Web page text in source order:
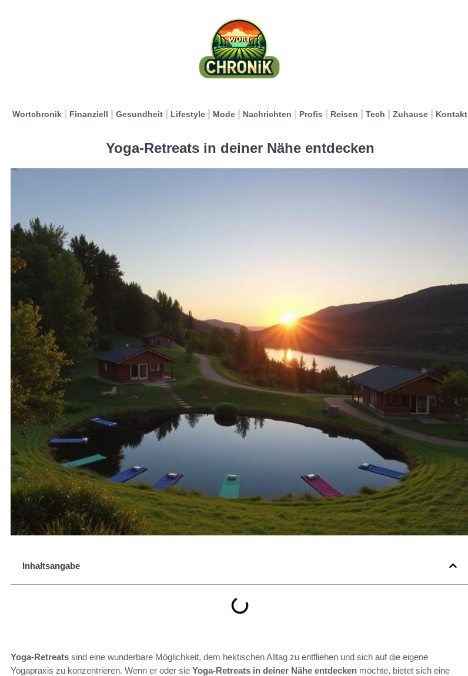
Wortchronik Finanziell Gesundheit Lifestyle Mode Nachrichten Profis Reisen Tech Zuhause Kontakt
Yoga-Retreats in deiner Nähe entdecken
Inhaltsangabe
Yoga-Retreats sind eine wunderbare Möglichkeit, dem hektischen Alltag zu entfliehen und sich auf die eigene
Yogapraxis zu konzentrieren. Wenn er oder sie Yoga-Retreats in deiner Nähe entdecken möchte, bietet sich eine